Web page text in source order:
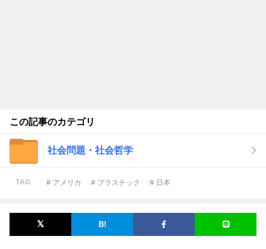
この記事のカテゴリ
社会問題・社会哲学
TAG # アメリカ # プラスチック # 日本